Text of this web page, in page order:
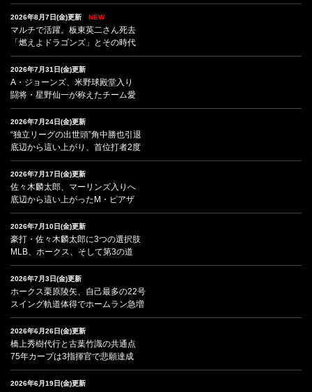
2026年8月7日(金)更新 NEW
マルチで活躍。板東英二さん死去
「燃えよドラゴンズ」とその時代
2026年7月31日(金)更新
A・ジョーンズ、米野球殿堂入り
闘将・星野仙一が称えたチーム愛
2026年7月24日(金)更新
“独立リーグの出世頭”角中勝也引退
底辺から這い上がり、首位打者2度
2026年7月17日(金)更新
佐々木麟太郎、マーリンズ入りへ
底辺から這い上がったM・ピアザ
2026年7月10日(金)更新
豪打・佐々木麟太郎に3つの選択肢
MLB、ホークス、そして第3の道
2026年7月3日(金)更新
ホークス栗原陵矢、自己最多の22号
スイング軌道体得でホームラン急増
2026年6月26日(金)更新
橋上秀樹代行と古葉竹識の共通点
75年カープは3指揮官で悲願達成
2026年6月19日(金)更新